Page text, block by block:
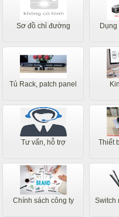
Sơ đồ chỉ đường Dụng
Tủ Rack, patch panel
Tư vấn, hỗ trợ
Thiết
Chính sách công ty Switch